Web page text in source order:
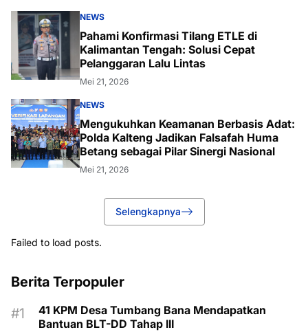
NEWS
Pahami Konfirmasi Tilang ETLE di
Kalimantan Tengah: Solusi Cepat
Pelanggaran Lalu Lintas
Mei 21, 2026
NEWS
Mengukuhkan Keamanan Berbasis Adat:
Polda Kalteng Jadikan Falsafah Huma
Betang sebagai Pilar Sinergi Nasional
Mei 21, 2026
Selengkapnya
Failed to load posts.
Berita Terpopuler
41 KPM Desa Tumbang Bana Mendapatkan
Bantuan BLT-DD Tahap III